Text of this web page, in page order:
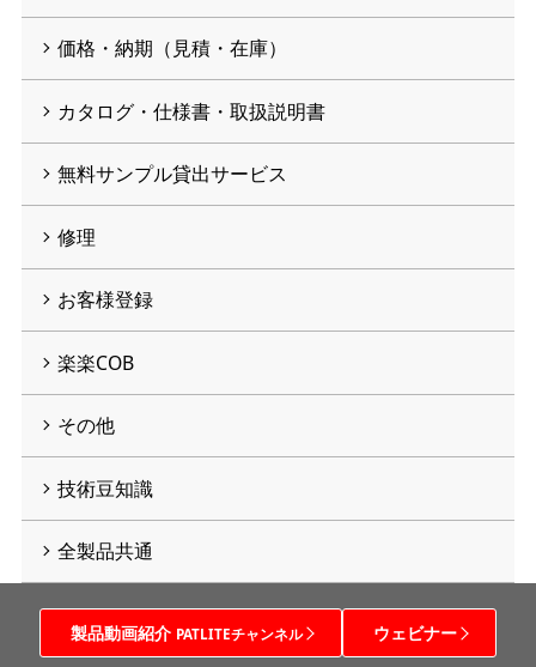
価格・納期（見積・在庫）
カタログ・仕様書・取扱説明書
無料サンプル貸出サービス
修理
お客様登録
楽楽COB
その他
技術豆知識
全製品共通
製品動画紹介 PATLITEチャンネル ウェビナー